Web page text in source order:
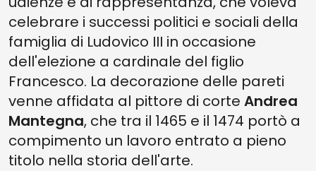
celebrare i successi politici e sociali della
famiglia di Ludovico III in occasione
dell'elezione a cardinale del figlio
Francesco. La decorazione delle pareti
venne affidata al pittore di corte Andrea
Mantegna, che tra il 1465 e il 1474 portò a
compimento un lavoro entrato a pieno
titolo nella storia dell'arte.